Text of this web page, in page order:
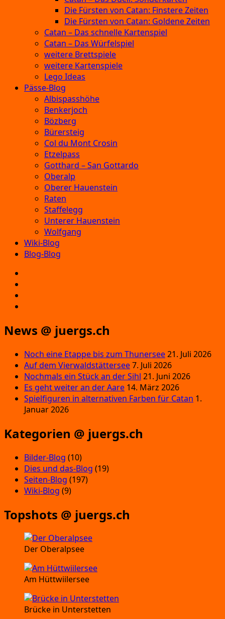
Die Fürsten von Catan: Finstere Zeiten
Die Fürsten von Catan: Goldene Zeiten
Catan – Das schnelle Kartenspiel
Catan – Das Würfelspiel
weitere Brettspiele
weitere Kartenspiele
Lego Ideas
Pässe-Blog
Albispasshöhe
Benkerjoch
Bözberg
Bürersteig
Col du Mont Crosin
Etzelpass
Gotthard – San Gottardo
Oberalp
Oberer Hauenstein
Raten
Staffelegg
Unterer Hauenstein
Wolfgang
Wiki-Blog
Blog-Blog
News @ juergs.ch
Noch eine Etappe bis zum Thunersee21. Juli 2026
Auf dem Vierwaldstättersee7. Juli 2026
Nochmals ein Stück an der Sihl 21. Juni 2026
Es geht weiter an der Aare 14. März 2026
Spielfiguren in alternativen Farben für Catan 1.
Januar 2026
Kategorien @ juergs.ch
Bilder-Blog (10)
Dies und das-Blog (19)
Seiten-Blog (197)
Wiki-Blog (9)
Topshots @ juergs.ch
Der Oberalpsee
Am Hüttwiilersee
Brücke in Unterstetten